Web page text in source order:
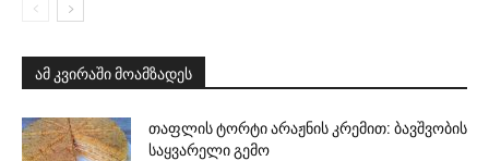
ამ კვირაში მოამზადეს
თაფლის ტორტი არაჟნის კრემით: ბავშვობის
საყვარელი გემო